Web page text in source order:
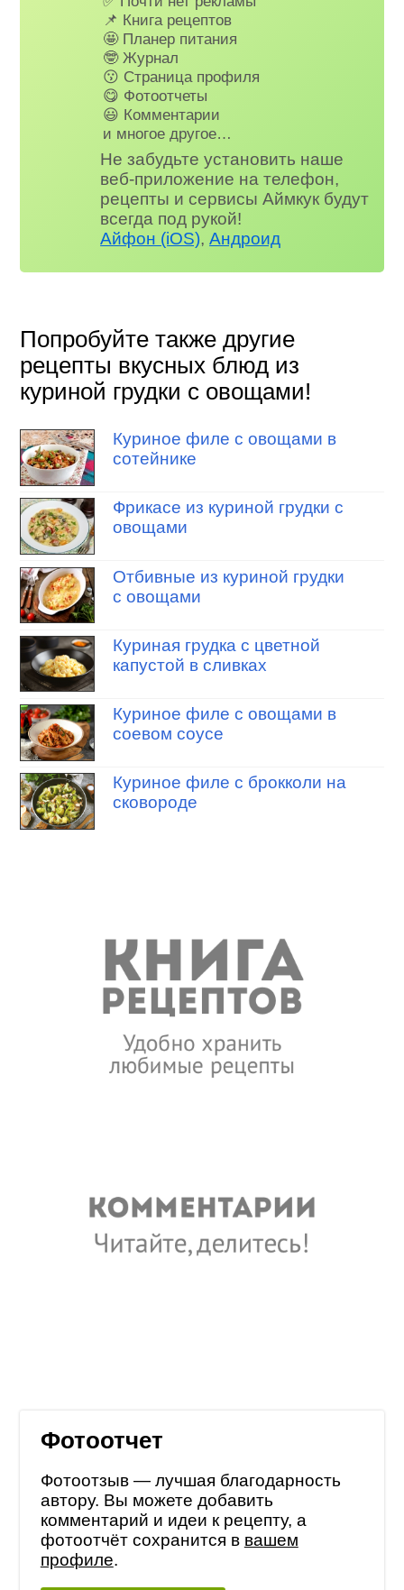
📌 Книга рецептов
🤩 Планер питания
🤓 Журнал
😗 Страница профиля
😋 Фотоотчеты
😃 Комментарии
и многое другое…
Не забудьте установить наше
веб-приложение на телефон,
рецепты и сервисы Аймкук будут
всегда под рукой!
Айфон (iOS),Андроид
Попробуйте также другие
рецепты вкусных блюд из
куриной грудки с овощами!
Куриное филе с овощами в
сотейнике
Фрикасе из куриной грудки с
овощами
Отбивные из куриной грудки
с овощами
Куриная грудка с цветной
капустой в сливках
Куриное филе с овощами в
соевом соусе
Куриное филе с брокколи на
сковороде
Фотоотчет
Фотоотзыв — лучшая благодарность
автору. Вы можете добавить
комментарий и идеи к рецепту, а
фотоотчёт сохранится в вашем
профиле.